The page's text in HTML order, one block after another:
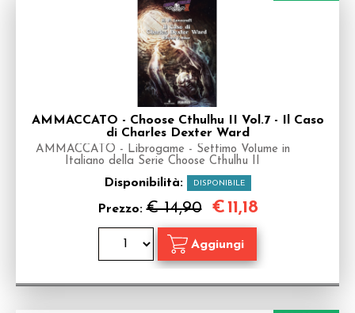
AMMACCATO - Choose Cthulhu II Vol.7 - Il Caso
di Charles Dexter Ward
AMMACCATO - Librogame - Settimo Volume in
Italiano della Serie Choose Cthulhu II
Disponibilità: DISPONIBILE
Prezzo:€ 14,90 €11,18